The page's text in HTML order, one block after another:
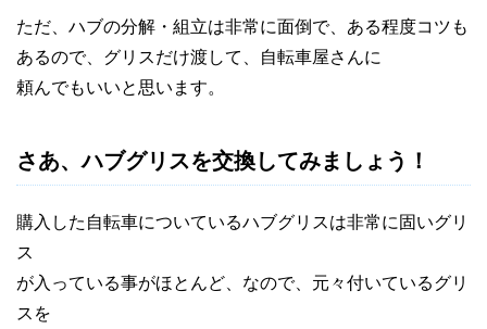
ただ、ハブの分解・組立は非常に面倒で、ある程度コツも
あるので、グリスだけ渡して、自転車屋さんに
頼んでもいいと思います。
さあ、ハブグリスを交換してみましょう！
購入した自転車についているハブグリスは非常に固いグリ
ス
が入っている事がほとんど、なので、元々付いているグリ
スを